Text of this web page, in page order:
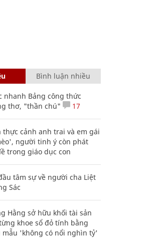
Bình luận nhiều
nhanh Bảng công thức
thơ, "thần chú"
17
thực cảnh anh trai và em gái
người tinh ý còn phát
trong giáo dục con
tâm sự về người cha Liệt
Sác
Hằng sở hữu khối tài sản
khoe sổ đỏ tính bằng
mẫu 'không có nổi nghìn tỷ'